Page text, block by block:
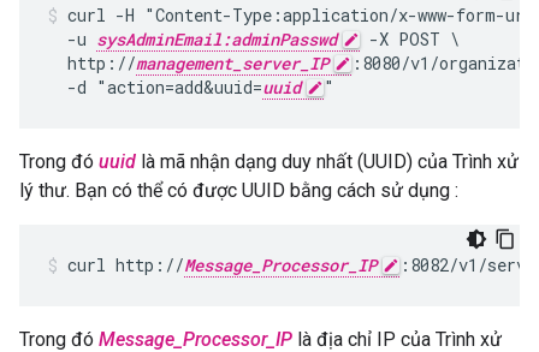
curl -H "Content-Type:application/x-www-form-
  -u
sysAdminEmail:adminPasswd
-X POST \
  http://
management_server_IP
:8080/v1/
  -d "action=add&uuid=
uuid
Trong đó uuid là mã nhận dạng duy nhất (UUID) của Trình xử
lý thư. Bạn có thể có được UUID bằng cách sử dụng :
curl http://Message_Processor_IP :8082/v1/
Trong đó Message_Processor_IP là địa chỉ IP của Trình xử